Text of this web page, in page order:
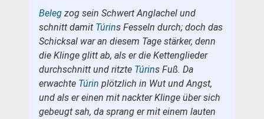
Beleg zog sein Schwert Anglachel und
schnitt damit Túrins Fesseln durch; doch das
Schicksal war an diesem Tage stärker, denn
die Klinge glitt ab, als er die Kettenglieder
durchschnitt und ritzte Túrins Fuß. Da
erwachte Túrin plötzlich in Wut und Angst,
und als er einen mit nackter Klinge über sich
gebeugt sah, da sprang er mit einem lauten